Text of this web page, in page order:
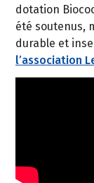
dotation
été soutenus,
durable et
l’association